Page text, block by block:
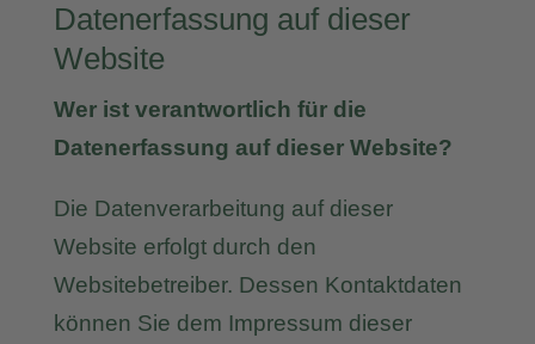
Datenerfassung auf dieser
Website
Wer ist verantwortlich für die
Datenerfassung auf dieser Website?
Die Datenverarbeitung auf dieser
Website erfolgt durch den
Websitebetreiber. Dessen Kontaktdaten
können Sie dem Impressum dieser